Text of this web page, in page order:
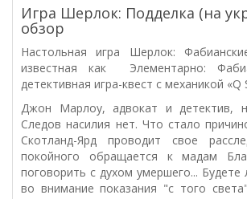
Игра Шерлок: Подделка (на
обзор
Настольная игра Шерлок:
известная как Элементарно:
детективная игра-квест с механикой «Q
Джон Марлоу, адвокат и детектив,
Следов насилия нет. Что стало
Скотланд-Ярд проводит свое
покойного обращается к мадам
поговорить с духом умершего...
во внимание показания "с того